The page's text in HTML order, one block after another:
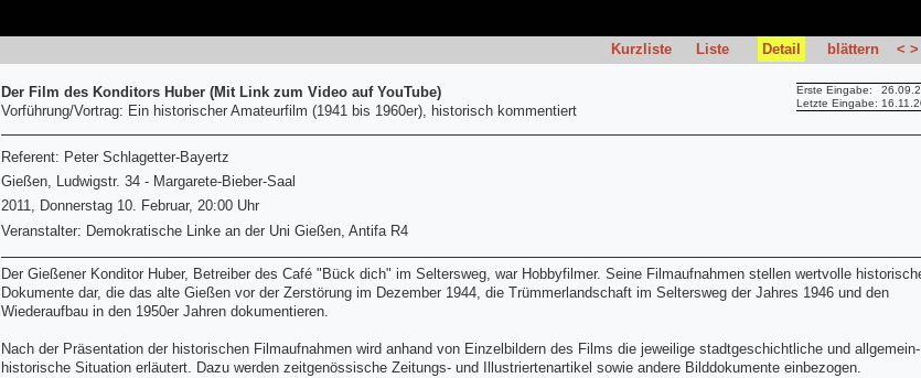
Kurzliste Liste Detail blättern < >
Erste Eingabe:
Letzte Eingabe:
Der Film des Konditors Huber (Mit Link zum Video auf YouTube)
Vorführung/Vortrag: Ein historischer Amateurfilm (1941 bis 1960er), historisch kommentiert
Referent: Peter Schlagetter-Bayertz
Gießen, Ludwigstr. 34 - Margarete-Bieber-Saal
2011, Donnerstag 10. Februar, 20:00 Uhr
Veranstalter: Demokratische Linke an der Uni Gießen, Antifa R4
Der Gießener Konditor Huber, Betreiber des Café "Bück dich" im Seltersweg, war Hobbyfilmer. Seine Filmaufnahmen stellen wertvolle
Dokumente dar, die das alte Gießen vor der Zerstörung im Dezember 1944, die Trümmerlandschaft im Seltersweg der Jahres 1946 und den
Wiederaufbau in den 1950er Jahren dokumentieren.
Nach der Präsentation der historischen Filmaufnahmen wird anhand von Einzelbildern des Films die jeweilige stadtgeschichtliche und allgemein-
historische Situation erläutert. Dazu werden zeitgenössische Zeitungs- und Illustriertenartikel sowie andere Bilddokumente einbezogen.